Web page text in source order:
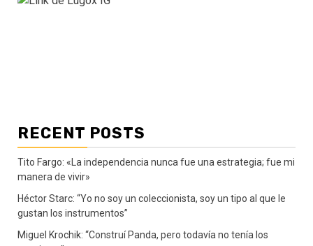
RECENT POSTS
Tito Fargo: «La independencia nunca fue una estrategia; fue mi
manera de vivir»
Héctor Starc: “Yo no soy un coleccionista, soy un tipo al que le
gustan los instrumentos”
Miguel Krochik: “Construí Panda, pero todavía no tenía los